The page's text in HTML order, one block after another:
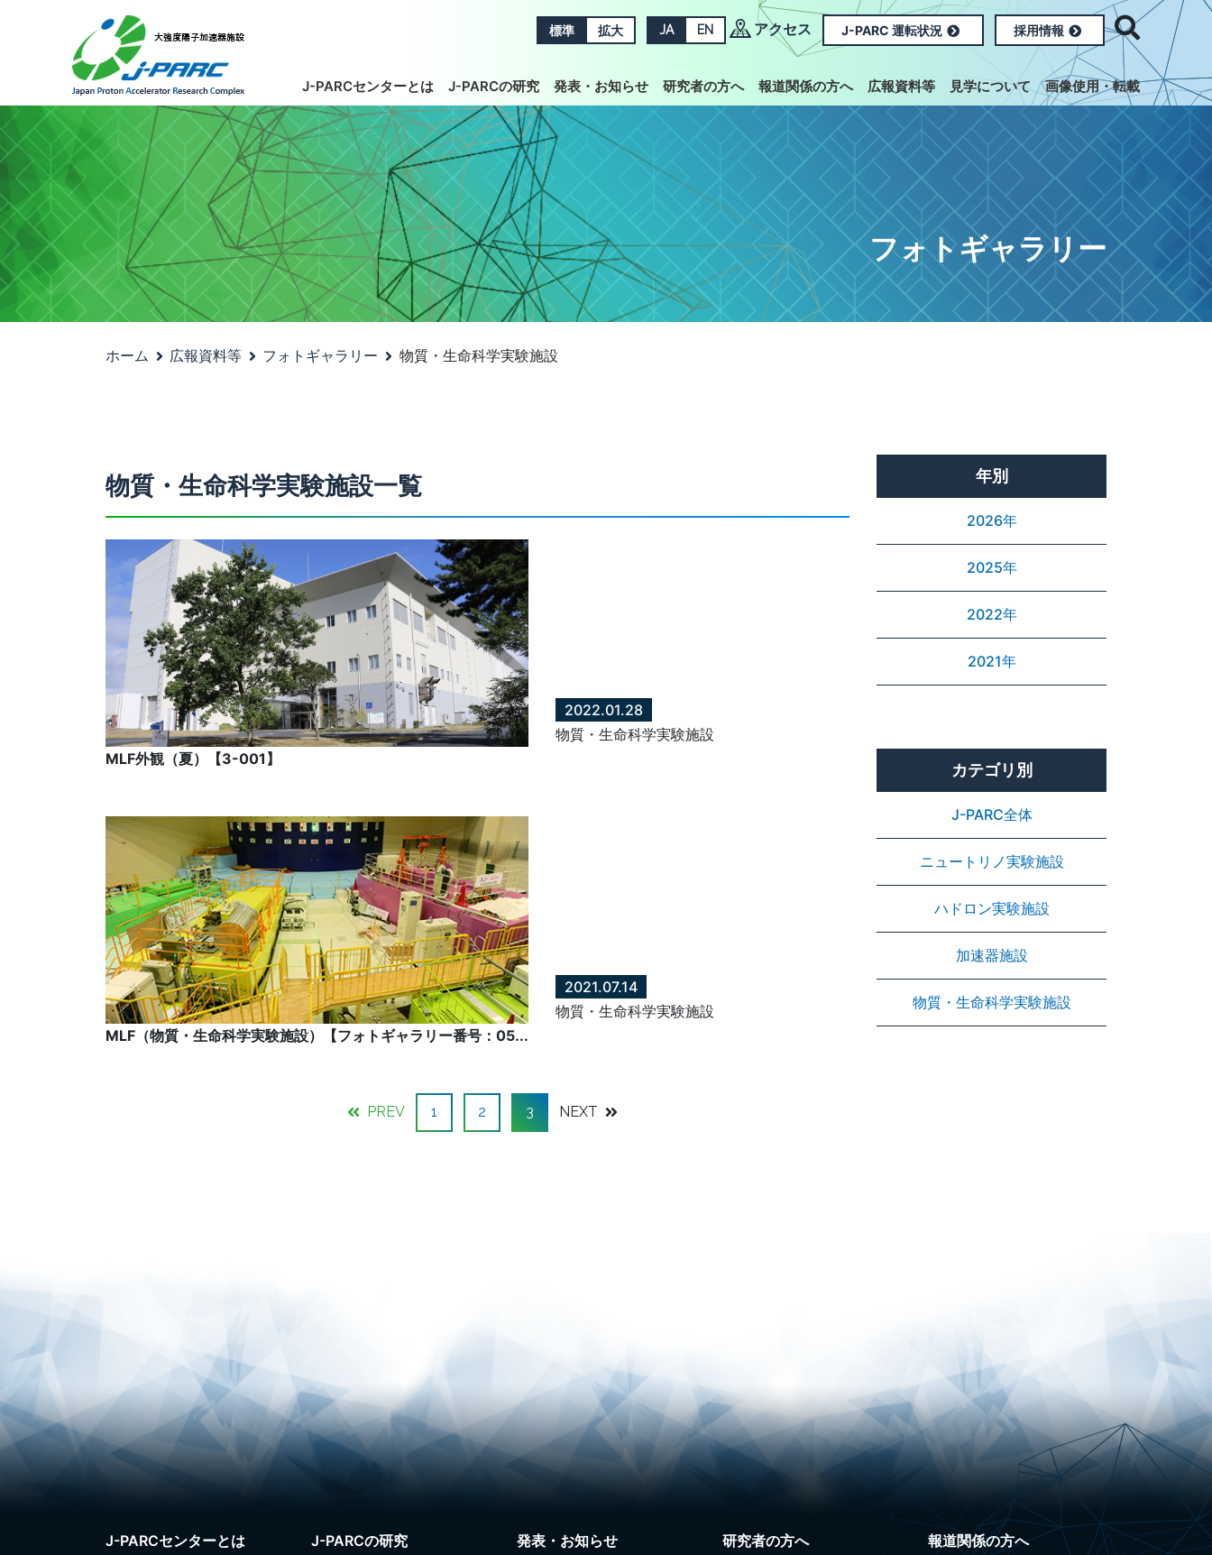
標準 拡大 JA EN アクセス J-PARC 運転状況 採用情報
J-PARCセンターとは J-PARCの研究 発表・お知らせ 研究者の方へ 報道関係の方へ 広報資料等 見学について 画像使用・転載
フォトギャラリー
ホーム 広報資料等 フォトギャラリー 物質・生命科学実験施設
物質・生命科学実験施設一覧
2022.01.28
物質・生命科学実験施設
MLF外観（夏）【3-001】
2021.07.14
物質・生命科学実験施設
MLF（物質・生命科学実験施設）【フォトギャラリー番号：05...
PREV 1 2 3 NEXT
年別
2026年
2025年
2022年
2021年
カテゴリ別
J-PARC全体
ニュートリノ実験施設
ハドロン実験施設
加速器施設
物質・生命科学実験施設
J-PARCセンターとは
J-PARCの研究
発表・お知らせ
研究者の方へ
報道関係の方へ